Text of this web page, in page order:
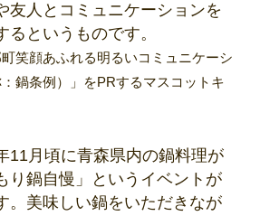
友人とコミュニケーションを
というものです。
笑顔あふれる明るいコミュニケーシ
鍋条例）」をPRするマスコットキ
11月頃に青森県内の鍋料理が
り鍋自慢」というイベントが
。美味しい鍋をいただきなが